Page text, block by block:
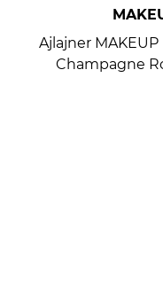
Ajlajner
Champagne